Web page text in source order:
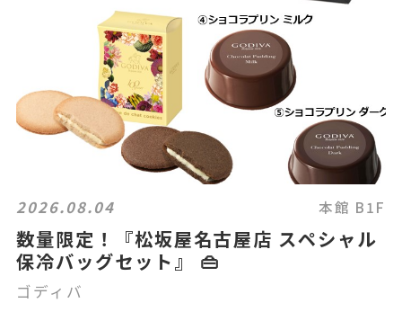
2026.08.04 本館 B1F
数量限定！『松坂屋名古屋店 スペシャル
保冷バッグセット』 👜
ゴディバ